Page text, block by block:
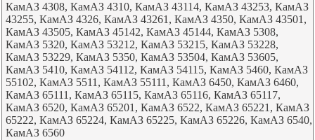
КамАЗ 4308, КамАЗ 4310, КамАЗ 43114, КамАЗ 43253, КамАЗ
43255, КамАЗ 4326, КамАЗ 43261, КамАЗ 4350, КамАЗ 43501,
КамАЗ 43505, КамАЗ 45142, КамАЗ 45144, КамАЗ 5308,
КамАЗ 5320, КамАЗ 53212, КамАЗ 53215, КамАЗ 53228,
КамАЗ 53229, КамАЗ 5350, КамАЗ 53504, КамАЗ 53605,
КамАЗ 5410, КамАЗ 54112, КамАЗ 54115, КамАЗ 5460, КамАЗ
55102, КамАЗ 5511, КамАЗ 55111, КамАЗ 6450, КамАЗ 6460,
КамАЗ 65111, КамАЗ 65115, КамАЗ 65116, КамАЗ 65117,
КамАЗ 6520, КамАЗ 65201, КамАЗ 6522, КамАЗ 65221, КамАЗ
65222, КамАЗ 65224, КамАЗ 65225, КамАЗ 65226, КамАЗ 6540,
КамАЗ 6560